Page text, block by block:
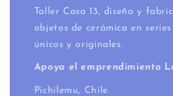
Taller Casa 13, diseña y
objetos de cerámica en series
únicos y originales.
Apoya el emprendimiento
Pichilemu, Chile.